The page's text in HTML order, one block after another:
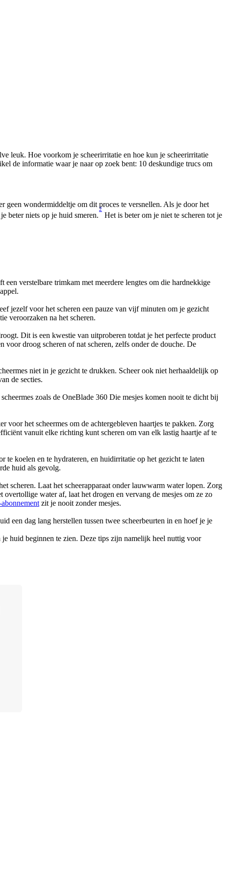
leuk. Hoe voorkom je scheerirritatie en hoe kun je scheerirritatie
de informatie waar je naar op zoek bent: 10 deskundige trucs om
geen wondermiddeltje om dit proces te versnellen. Als je door het
beter niets op je huid smeren.
2
Het is beter om je niet te scheren tot je
een verstelbare trimkam met meerdere lengtes om die hardnekkige
jezelf voor het scheren een pauze van vijf minuten om je gezicht
veroorzaken na het scheren.
Dit is een kwestie van uitproberen totdat je het perfecte product
niet in je gezicht te drukken. Scheer ook niet herhaaldelijk op
de secties.
zoals de OneBlade 360 Die mesjes komen nooit te dicht bij
het scheermes om de achtergebleven haartjes te pakken. Zorg
vanuit elke richting kunt scheren om van elk lastig haartje af te
te koelen en te hydrateren, en huidirritatie op het gezicht te laten
huid als gevolg.
scheren. Laat het scheerapparaat onder lauwwarm water lopen. Zorg
water af, laat het drogen en vervang de mesjes om ze zo
zit je nooit zonder mesjes.
een dag lang herstellen tussen twee scheerbeurten in en hoef je je
huid beginnen te zien. Deze tips zijn namelijk heel nuttig voor